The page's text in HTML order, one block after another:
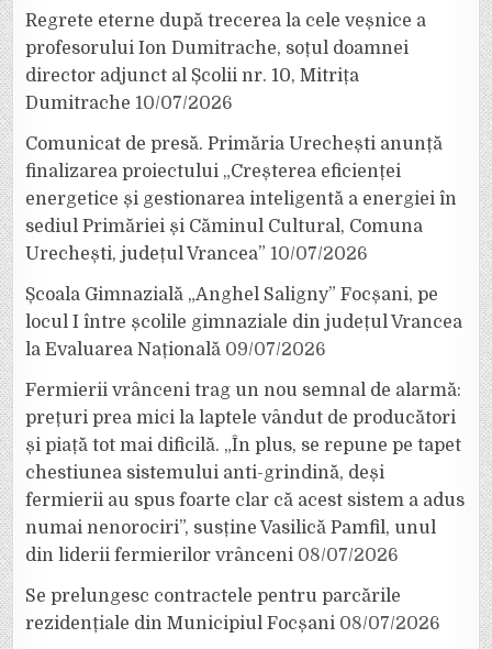
Regrete eterne după trecerea la cele veșnice a
profesorului Ion Dumitrache, soțul doamnei
director adjunct al Școlii nr. 10, Mitrița
Dumitrache 10/07/2026
Comunicat de presă. Primăria Urechești anunță
finalizarea proiectului „Creșterea eficienței
energetice și gestionarea inteligentă a energiei în
sediul Primăriei și Căminul Cultural, Comuna
Urechești, județul Vrancea” 10/07/2026
Școala Gimnazială „Anghel Saligny” Focșani, pe
locul I între școlile gimnaziale din județul Vrancea
la Evaluarea Națională 09/07/2026
Fermierii vrânceni trag un nou semnal de alarmă:
prețuri prea mici la laptele vândut de producători
și piață tot mai dificilă. „În plus, se repune pe tapet
chestiunea sistemului anti-grindină, deși
fermierii au spus foarte clar că acest sistem a adus
numai nenorociri”, susține Vasilică Pamfil, unul
din liderii fermierilor vrânceni 08/07/2026
Se prelungesc contractele pentru parcările
rezidențiale din Municipiul Focșani 08/07/2026